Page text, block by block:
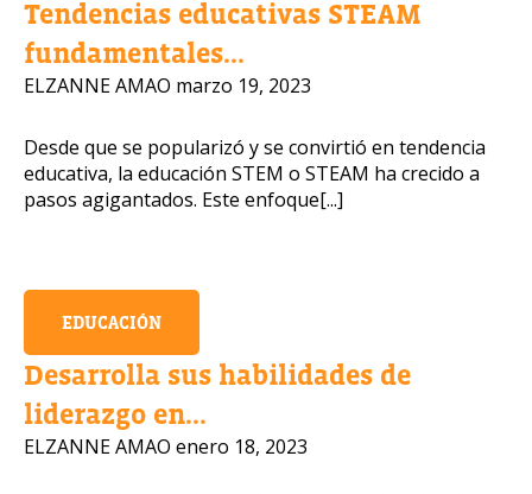
Tendencias educativas STEAM
fundamentales...
ELZANNE AMAO marzo 19, 2023
Desde que se popularizó y se convirtió en tendencia
educativa, la educación STEM o STEAM ha crecido a
pasos agigantados. Este enfoque[...]
EDUCACIÓN
Desarrolla sus habilidades de
liderazgo en...
ELZANNE AMAO enero 18, 2023
Número de celular
Política de Privacidad